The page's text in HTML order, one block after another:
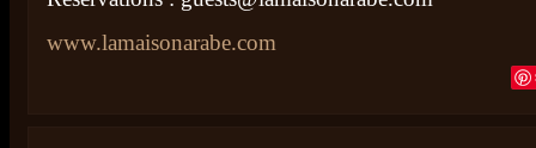
www.lamaisonarabe.com